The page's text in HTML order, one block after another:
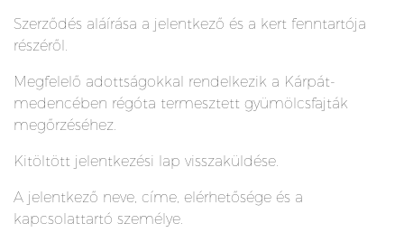
Szerződés aláírása a jelentkező és a kert fenntartója
részéről.
Megfelelő adottságokkal rendelkezik a Kárpát-
medencében régóta termesztett gyümölcsfajták
megőrzéséhez.
Kitöltött jelentkezési lap visszaküldése.
A jelentkező neve, címe, elérhetősége és a
kapcsolattartó személye.